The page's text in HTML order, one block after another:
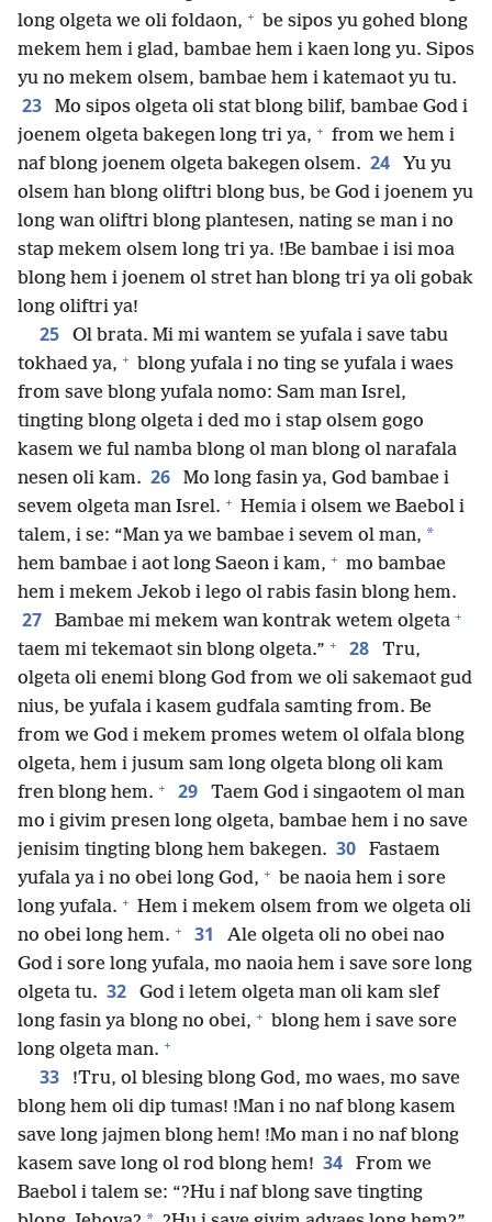
long olgeta we oli foldaon, + be sipos yu gohed blong
mekem hem i glad, bambae hem i kaen long yu. Sipos
yu no mekem olsem, bambae hem i katemaot yu tu.
23
Mo sipos olgeta oli stat blong bilif, bambae God i
joenem olgeta bakegen long tri ya, + from we hem i
naf blong joenem olgeta bakegen olsem. 24
Yu yu
olsem han blong oliftri blong bus, be God i joenem yu
long wan oliftri blong plantesen, nating se man i no
stap mekem olsem long tri ya. !Be bambae i isi moa
blong hem i joenem ol stret han blong tri ya oli gobak
long oliftri ya!
25
Ol brata. Mi mi wantem se yufala i save tabu
tokhaed ya, + blong yufala i no ting se yufala i waes
from save blong yufala nomo: Sam man Isrel,
tingting blong olgeta i ded mo i stap olsem gogo
kasem we ful namba blong ol man blong ol narafala
nesen oli kam. 26
Mo long fasin ya, God bambae i
sevem olgeta man Isrel. + Hemia i olsem we Baebol i
talem, i se: “Man ya we bambae i sevem ol man, *
hem bambae i aot long Saeon i kam, + mo bambae
hem i mekem Jekob i lego ol rabis fasin blong hem.
27 Bambae mi mekem wan kontrak wetem olgeta +
taem mi tekemaot sin blong olgeta.” + 28
Tru,
olgeta oli enemi blong God from we oli sakemaot gud
nius, be yufala i kasem gudfala samting from. Be
from we God i mekem promes wetem ol olfala blong
olgeta, hem i jusum sam long olgeta blong oli kam
fren blong hem. + 29
Taem God i singaotem ol man
mo i givim presen long olgeta, bambae hem i no save
jenisim tingting blong hem bakegen. 30
Fastaem
yufala ya i no obei long God, + be naoia hem i sore
long yufala. + Hem i mekem olsem from we olgeta oli
no obei long hem. + 31
Ale olgeta oli no obei nao
God i sore long yufala, mo naoia hem i save sore long
olgeta tu. 32
God i letem olgeta man oli kam slef
long fasin ya blong no obei, + blong hem i save sore
long olgeta man. +
33
!Tru, ol blesing blong God, mo waes, mo save
blong hem oli dip tumas! !Man i no naf blong kasem
save long jajmen blong hem! !Mo man i no naf blong
kasem save long ol rod blong hem! 34
From we
Baebol i talem se: “?Hu i naf blong save tingting